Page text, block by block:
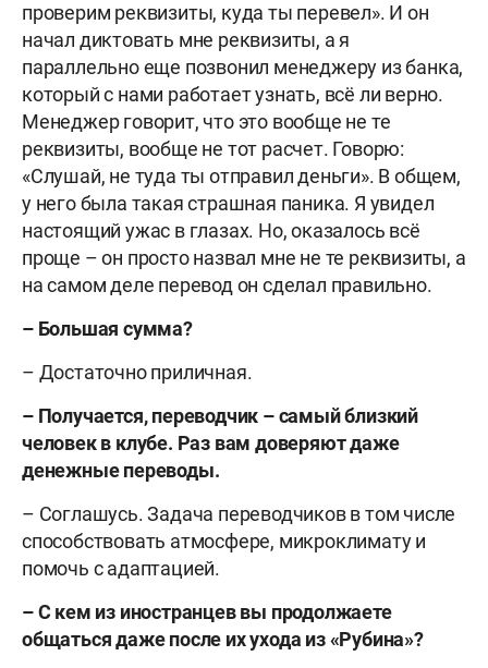
проверим реквизиты, куда ты перевел». И он
начал диктовать мне реквизиты, а я
параллельно еще позвонил менеджеру из банка,
который с нами работает узнать, всё ли верно.
Менеджер говорит, что это вообще не те
реквизиты, вообще не тот расчет. Говорю:
«Слушай, не туда ты отправил деньги». В общем,
у него была такая страшная паника. Я увидел
настоящий ужас в глазах. Но, оказалось всё
проще – он просто назвал мне не те реквизиты, а
на самом деле перевод он сделал правильно.
– Большая сумма?
– Достаточно приличная.
– Получается, переводчик – самый близкий
человек в клубе. Раз вам доверяют даже
денежные переводы.
– Соглашусь. Задача переводчиков в том числе
способствовать атмосфере, микроклимату и
помочь с адаптацией.
– С кем из иностранцев вы продолжаете
общаться даже после их ухода из «Рубина»?